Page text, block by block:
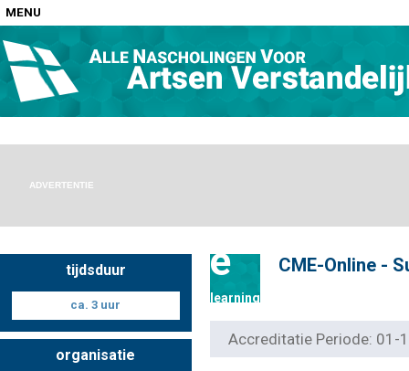
MENU
Home
Nascholingen op locatie (agenda)
Nascholingen online (elearning)
ADVERTENTIE
tijdsduur
ca. 3 uur
organisatie
e
learning
CME-Online -
Accreditatie Periode: